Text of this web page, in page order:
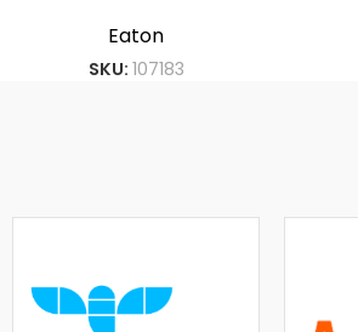
Eaton
SKU: 107183